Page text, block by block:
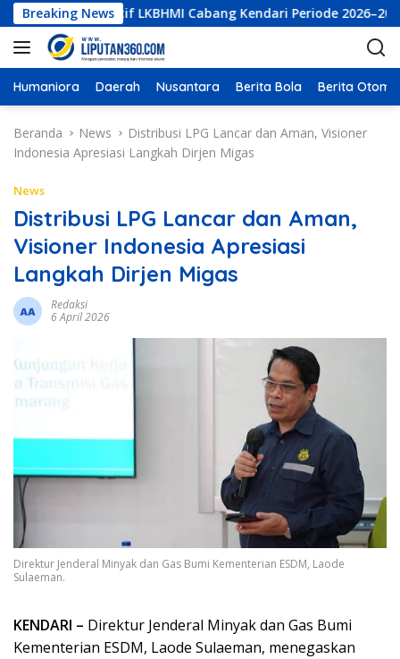
a
g
u
Breaking News
Eksekutif LKBHMI Cabang Kendari Periode 2026–2027
Humaniora Daerah Nusantara Berita Bola Berita
Beranda News
Distribusi LPG Lancar dan Aman, Visioner
Indonesia Apresiasi Langkah Dirjen Migas
News
Distribusi LPG Lancar dan Aman,
Visioner Indonesia Apresiasi
Langkah Dirjen Migas
Redaksi
6 April 2026
Direktur Jenderal Minyak dan Gas Bumi Kementerian ESDM, Laode
Sulaeman.
KENDARI – Direktur Jenderal Minyak dan Gas Bumi
Kementerian ESDM, Laode Sulaeman, menegaskan